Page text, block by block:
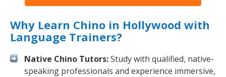
Why Learn Chino in Hollywood with
Language Trainers?
Native Chino Tutors:Study with qualified, native-
speaking professionals and experience immersive,